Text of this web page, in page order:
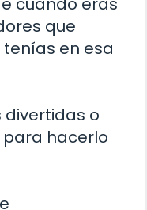
que
en esa
divertidas o
hacerlo